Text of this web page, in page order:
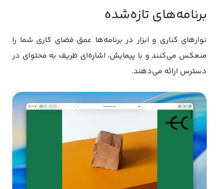
برنامه‌های تازه‌شده
نوارهای کناری و ابزار در برنامه‌ها عمق فضای کاری شما را
منعکس می‌کنند و با پیمایش، اشاره‌ای ظریف به محتوای در
دسترس ارائه می‌دهند.